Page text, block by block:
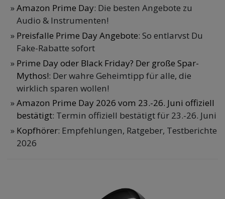
Amazon Prime Day: Die besten Angebote zu
Audio & Instrumenten!
Preisfalle Prime Day Angebote: So entlarvst Du
Fake-Rabatte sofort
Prime Day oder Black Friday? Der große Spar-
Mythos!: Der wahre Geheimtipp für alle, die
wirklich sparen wollen!
Amazon Prime Day 2026 vom 23.-26. Juni offiziell
bestätigt: Termin offiziell bestätigt für 23.-26. Juni
Kopfhörer: Empfehlungen, Ratgeber, Testberichte
2026